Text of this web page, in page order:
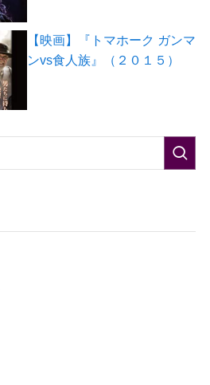
【映画】『トマホーク ガンマ
ンvs食人族』（２０１５）